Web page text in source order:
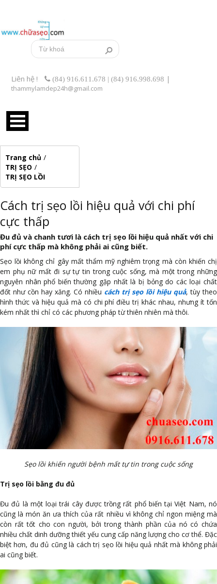
Liên hệ ! (84) 916.611.678 | (84) 916.998.698 |
thammylamdep24h@gmail.com
Trang chủ /
TRỊ SẸO /
TRỊ SẸO LỒI
Cách trị sẹo lồi hiệu quả với chi phí
cực thấp
Đu đủ và chanh tươi là cách trị sẹo lồi hiệu quả nhất với chi
phí cực thấp mà không phải ai cũng biết.
Sẹo lồi không chỉ gây mất thẩm mỹ nghiêm trọng mà còn khiến chị
em phụ nữ mất đi sự tự tin trong cuộc sống, mà một trong những
nguyên nhân phổ biến thường gặp nhất là bị bỏng do các loại chất
đốt như cồn hay xăng. Có nhiều cách trị sẹo lồi hiệu quả, tùy theo
hình thức và hiệu quả mà có chi phí điều trị khác nhau, nhưng ít tốn
kém nhất thì chỉ có các phương pháp từ thiên nhiên mà thôi.
Sẹo lồi khiến người bệnh mất tự tin trong cuộc sống
Trị sẹo lồi bằng đu đủ
Đu đủ là một loại trái cây được trồng rất phổ biến tại Việt Nam, nó
cũng là món ăn ưa thích của rất nhiều vì không chỉ ngon miệng mà
còn rất tốt cho con người, bởi trong thành phần của nó có chứa
nhiều chất dinh dưỡng thiết yếu cung cấp năng lượng cho cơ thể. Đặc
biệt hơn, đu đủ cũng là cách trị sẹo lồi hiệu quả nhất mà không phải
ai cũng biết.